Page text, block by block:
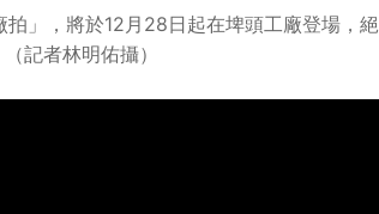
」，將於12月28日起在埤頭工廠登場，絕
記者林明佑攝）